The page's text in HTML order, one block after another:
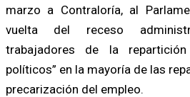
marzo a Contraloría, al
vuelta del receso
trabajadores de la
políticos” en la mayoría de las
precarización del empleo.